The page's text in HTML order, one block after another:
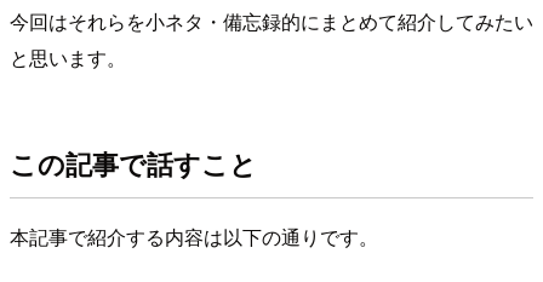
今回はそれらを小ネタ・備忘録的にまとめて紹介してみたい
と思います。
この記事で話すこと
本記事で紹介する内容は以下の通りです。